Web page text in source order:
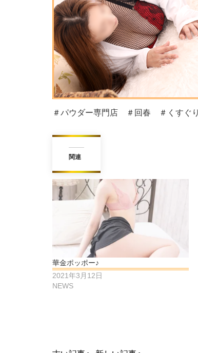
＃パウダー専門店 ＃回春 ＃くす
関連
華金ポッポー♪
2021年3月12日
NEWS